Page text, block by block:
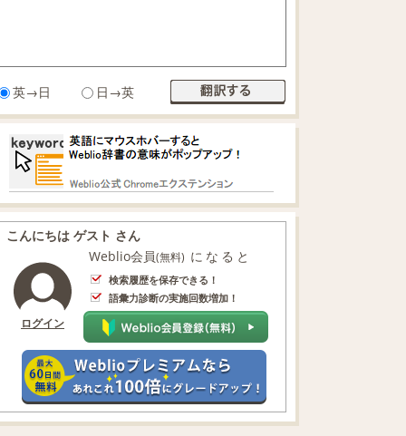
英→日 日→英
こんにちは ゲスト さん
ログイン
Weblio会員(無料) になると
検索履歴を保存できる！
語彙力診断の実施回数増加！